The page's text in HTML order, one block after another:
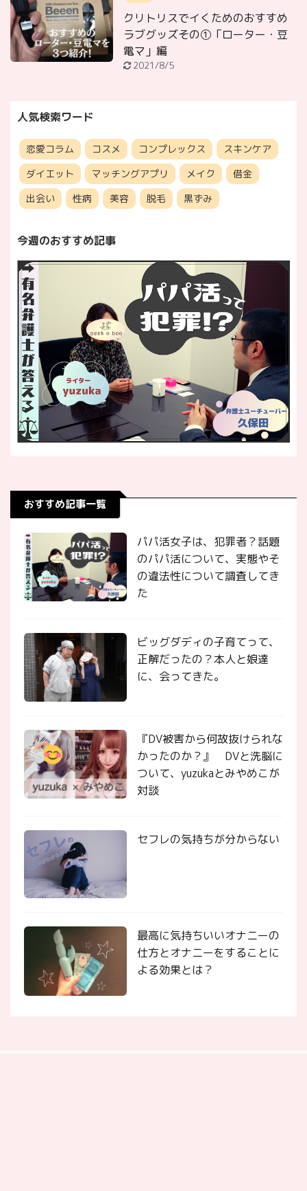
クリトリスでイくためのおすすめ
ラブグッズその①「ローター・豆
電マ」編
2021/8/5
人気検索ワード
恋愛コラム コスメ コンプレックス
スキンケア
ダイエット
マッチングアプリ メイク
借金
出会い
性病 美容 脱毛 黒ずみ
今週のおすすめ記事
おすすめ記事一覧
パパ活女子は、犯罪者？話題
のパパ活について、実態やそ
の違法性について調査してき
た
ビッグダディの子育てって、
正解だったの？本人と娘達
に、会ってきた。
『DV被害から何故抜けられな
かったのか？』 DVと洗脳に
ついて、yuzukaとみやめこが
対談
セフレの気持ちが分からない
最高に気持ちいいオナニーの
仕方とオナニーをすることに
よる効果とは？